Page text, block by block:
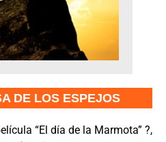
DE LOS ESPEJOS
“El día de la Marmota” ?,